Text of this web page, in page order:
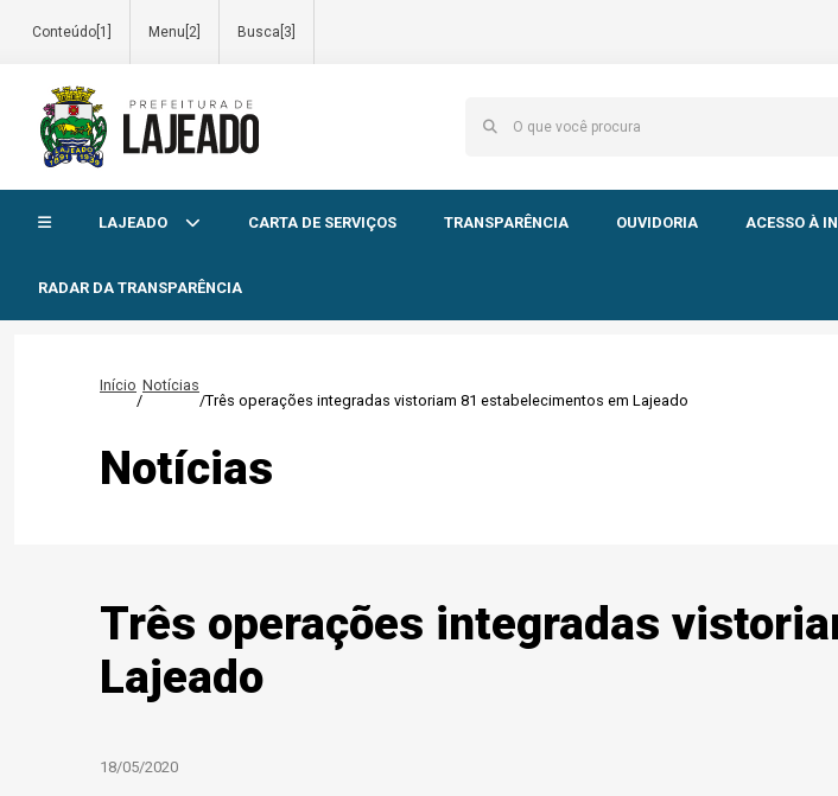
Conteúdo[1] Menu[2] Busca[3]
LAJEADO CARTA DE SERVIÇOS TRANSPARÊNCIA OUVIDORIA ACESSO À
RADAR DA TRANSPARÊNCIA
Início
/
Notícias
/Três operações integradas vistoriam 81 estabelecimentos em Lajeado
Notícias
Três operações integradas
Lajeado
18/05/2020